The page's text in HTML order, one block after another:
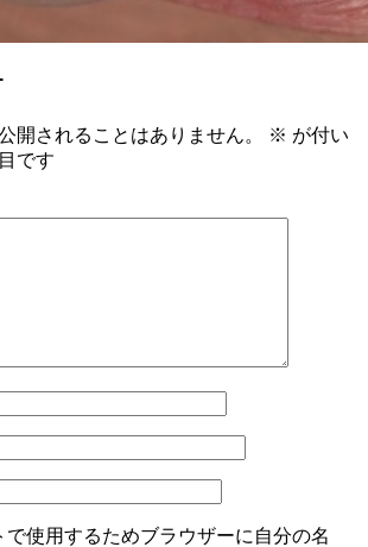
開されることはありません。 ※ が付い
です
で使用するためブラウザーに自分の名